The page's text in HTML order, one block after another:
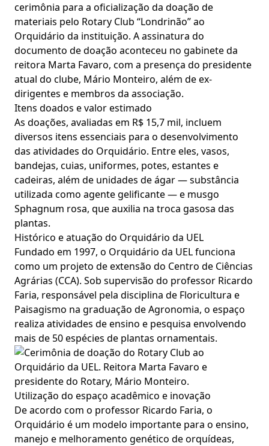
cerimônia para a oficialização da doação de
materiais pelo Rotary Club “Londrinão” ao
Orquidário da instituição. A assinatura do
documento de doação aconteceu no gabinete da
reitora Marta Favaro, com a presença do presidente
atual do clube, Mário Monteiro, além de ex-
dirigentes e membros da associação.
Itens doados e valor estimado
As doações, avaliadas em R$ 15,7 mil, incluem
diversos itens essenciais para o desenvolvimento
das atividades do Orquidário. Entre eles, vasos,
bandejas, cuias, uniformes, potes, estantes e
cadeiras, além de unidades de ágar — substância
utilizada como agente gelificante — e musgo
Sphagnum rosa, que auxilia na troca gasosa das
plantas.
Histórico e atuação do Orquidário da UEL
Fundado em 1997, o Orquidário da UEL funciona
como um projeto de extensão do Centro de Ciências
Agrárias (CCA). Sob supervisão do professor Ricardo
Faria, responsável pela disciplina de Floricultura e
Paisagismo na graduação de Agronomia, o espaço
realiza atividades de ensino e pesquisa envolvendo
mais de 50 espécies de plantas ornamentais.
Utilização do espaço acadêmico e inovação
De acordo com o professor Ricardo Faria, o
Orquidário é um modelo importante para o ensino,
manejo e melhoramento genético de orquídeas,